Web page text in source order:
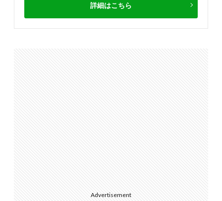
詳細はこちら
Advertisement